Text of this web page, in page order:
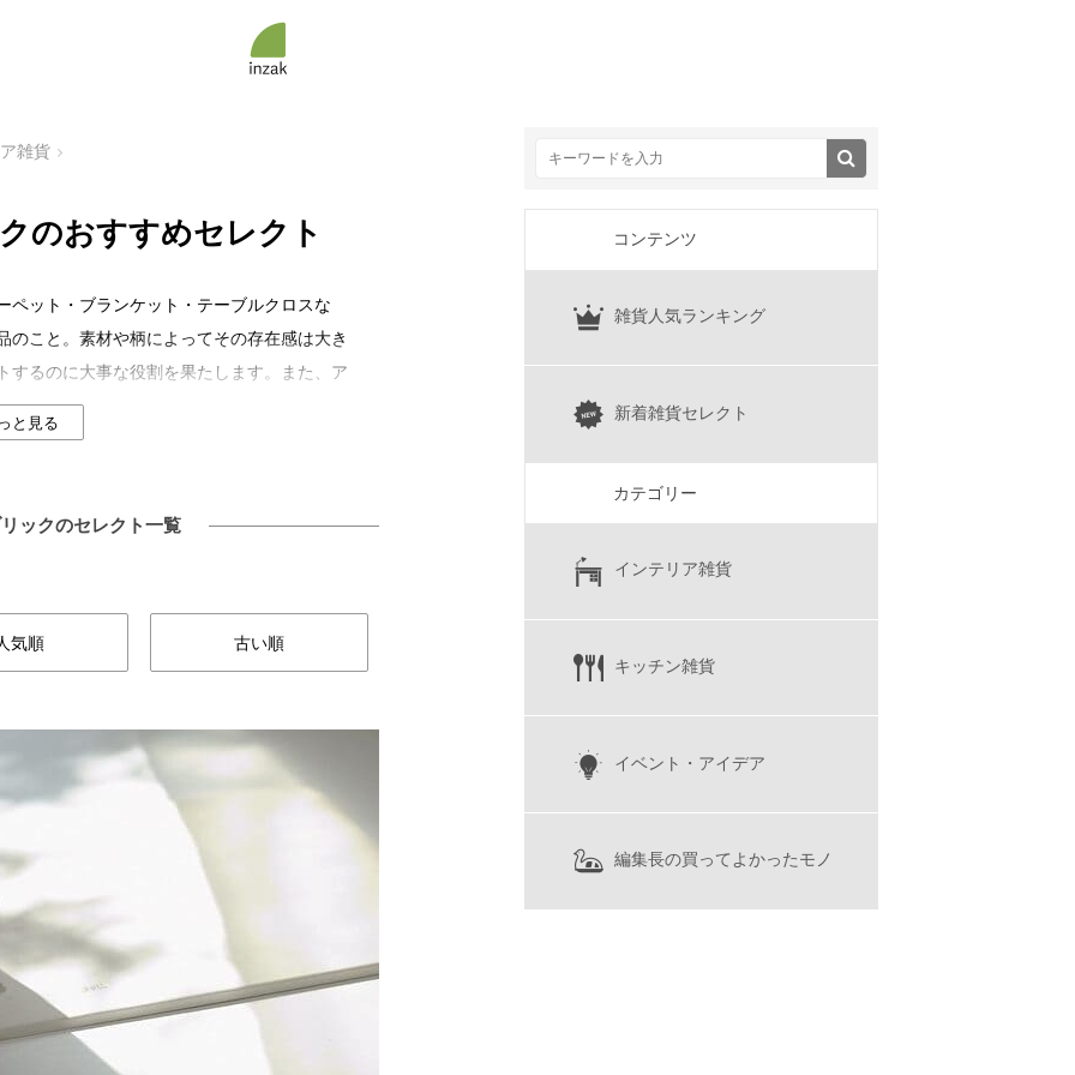
雑貨
のおすすめセレクト
ペット・ブランケット・テーブルクロスな
こと。素材や柄によってその存在感は大き
るのに大事な役割を果たします。また、ア
テリアコーディネイトを可能にしてくれる
おすすめのインテリアファブリックに関す
と見る
ックのセレクト一覧
気順 古い順
コンテンツ
雑貨人気ランキング
新着雑貨セレクト
カテゴリー
インテリア雑貨
キッチン雑貨
イベント・アイデア
編集長の買ってよかったモノ